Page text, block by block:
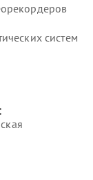
систем